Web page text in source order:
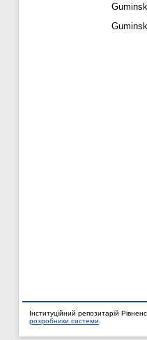
Інституційний репозитарій
розробники системи